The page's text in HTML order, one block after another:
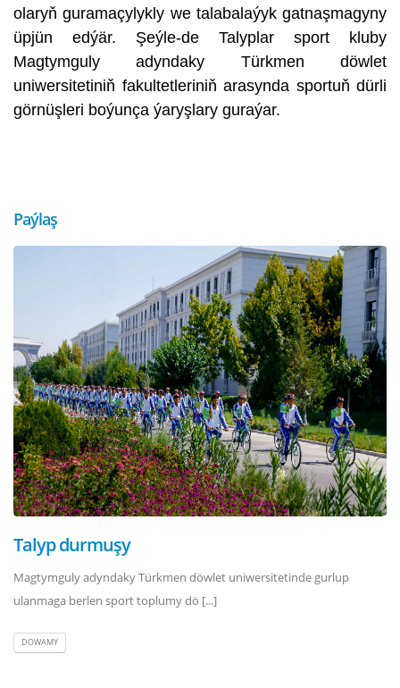
olaryň guramaçylykly we talabalaýyk gatnaşmagyny
üpjün edýär. Şeýle-de Talyplar sport kluby
Magtymguly adyndaky Türkmen döwlet
uniwersitetiniň fakultetleriniň arasynda sportuň dürli
görnüşleri boýunça ýaryşlary guraýar.
Paýlaş
Talyp durmuşy
Magtymguly adyndaky Türkmen döwlet uniwersitetinde gurlup
ulanmaga berlen sport toplumy dö [...]
DOWAMY